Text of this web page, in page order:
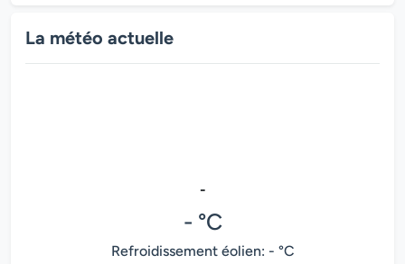
La météo actuelle
-
- °C
Refroidissement éolien: - °C